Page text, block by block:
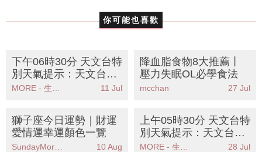
你可能也喜歡
下午06時30分 天文台特
別天氣提示：天文台提
醒高溫天氣持續市民需
MORE - 生活品味 11 Jul
降血脂食物8大推薦丨
壓力失眠OL必學食法
mcchan 27 Jul
獅子座今日運勢｜財運
愛情運幸運顏色一覽
10 Aug
上午05時30分 天文台特
別天氣提示：天文台提
醒珠江口雨區逐漸靠近
28 Jul